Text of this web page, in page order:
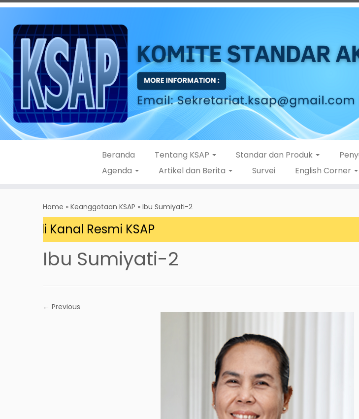
Beranda Tentang KSAP Standar dan Produk
Agenda
Artikel dan Berita Survei English Corner
Home » Keanggotaan KSAP » Ibu Sumiyati-2
di Kanal Resmi KSAP
Ibu Sumiyati-2
← Previous